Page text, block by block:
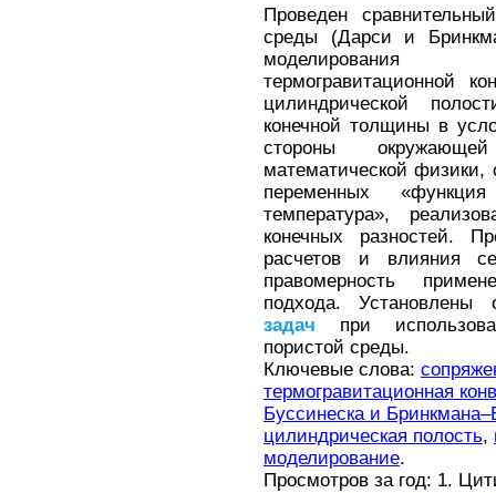
Проведен
среды (Дарси и
моделирования
термогравитационной
цилиндрической
конечной толщины в
стороны
математической
переменных
температура»,
конечных разностей.
расчетов и влияния
правомерность
подхода. Установлены
задач при
пористой среды.
Ключевые слова:
термогравитационная
Буссинеска и
цилиндрическая полость,
моделирование.
Просмотров за год: 1.